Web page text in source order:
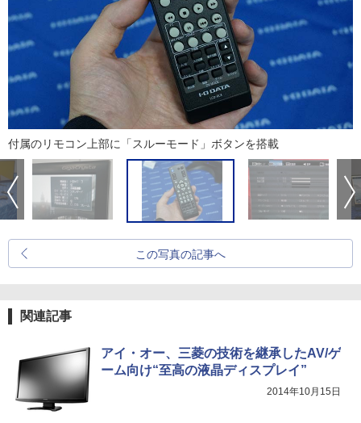
付属のリモコン上部に「スルーモード」ボタンを搭載
この写真の記事へ
関連記事
アイ・オー、三菱の技術を継承したAV/ゲ
ーム向け“至高の液晶ディスプレイ”
2014年10月15日